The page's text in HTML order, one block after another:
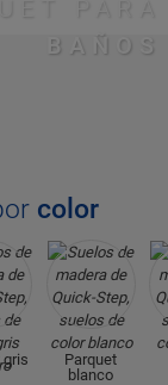
BAÑOS
color
gris
Parquet
blanco